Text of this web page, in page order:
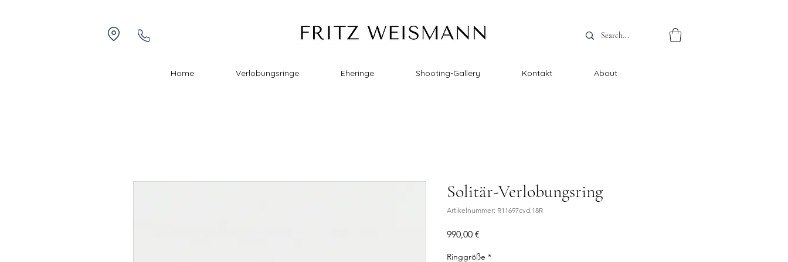
Home Verlobungsringe Eheringe Shooting-Gallery Kontakt About
Solitär-Verlobungsring
Artikelnummer: R11697cvd.18R
990,00 €
Ringgröße *